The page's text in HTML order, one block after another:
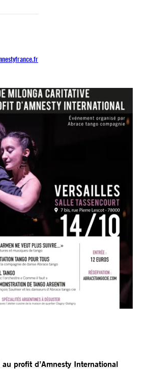
au profit d’Amnesty International